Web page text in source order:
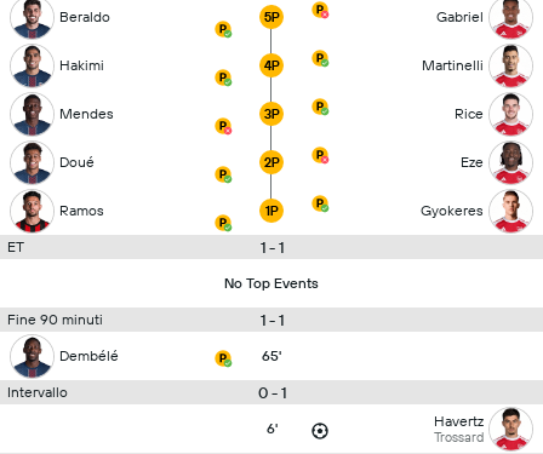
Beraldo 5P Gabriel
Hakimi 4P Martinelli
Mendes 3P Rice
Doué 2P Eze
Ramos 1P Gyokeres
ET 1 - 1
No Top Events
Fine 90 minuti 1 - 1
Dembélé 65'
Intervallo 0 - 1
6' Havertz
Trossard